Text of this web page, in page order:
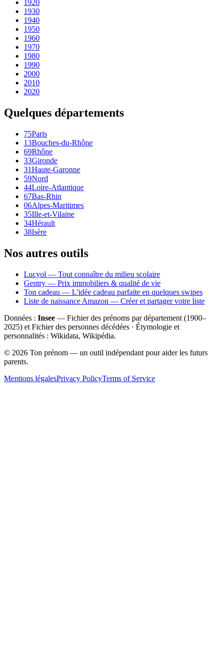
1920
1930
1940
1950
1960
1970
1980
1990
2000
2010
2020
Quelques départements
75Paris
13Bouches-du-Rhône
69Rhône
33Gironde
31Haute-Garonne
59Nord
44Loire-Atlantique
67Bas-Rhin
06Alpes-Maritimes
35Ille-et-Vilaine
34Hérault
38Isère
Nos autres outils
Lucyol — Tout connaître du milieu scolaire
Gentry — Prix immobiliers & qualité de vie
Ton cadeau — L'idée cadeau parfaite en quelques swipes
Liste de naissance Amazon — Créer et partager votre liste
Données : Insee — Fichier des prénoms par département (1900–
2025) et Fichier des personnes décédées · Étymologie et
personnalités : Wikidata, Wikipédia.
© 2026 Ton prénom — un outil indépendant pour aider les futurs
parents.
Mentions légalesPrivacy PolicyTerms of Service